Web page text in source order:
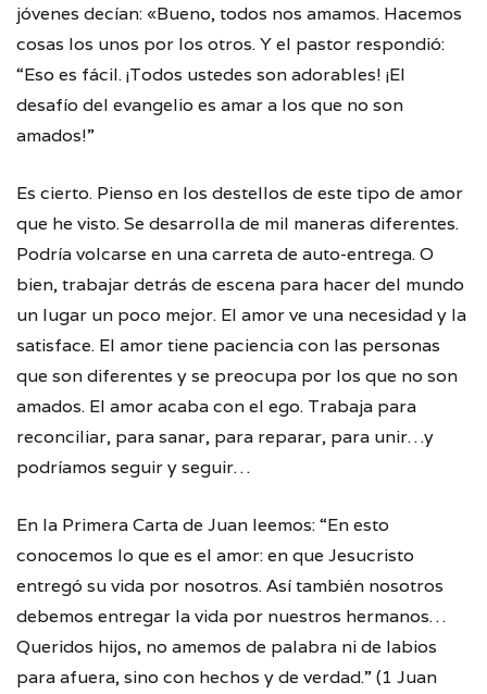
jóvenes decían: «Bueno, todos nos amamos. Hacemos
cosas los unos por los otros. Y el pastor respondió:
“Eso es fácil. ¡Todos ustedes son adorables! ¡El
desafío del evangelio es amar a los que no son
amados!”
Es cierto. Pienso en los destellos de este tipo de amor
que he visto. Se desarrolla de mil maneras diferentes.
Podría volcarse en una carreta de auto-entrega. O
bien, trabajar detrás de escena para hacer del mundo
un lugar un poco mejor. El amor ve una necesidad y la
satisface. El amor tiene paciencia con las personas
que son diferentes y se preocupa por los que no son
amados. El amor acaba con el ego. Trabaja para
reconciliar, para sanar, para reparar, para unir…y
podríamos seguir y seguir…
En la Primera Carta de Juan leemos: “En esto
conocemos lo que es el amor: en que Jesucristo
entregó su vida por nosotros. Así también nosotros
debemos entregar la vida por nuestros hermanos…
Queridos hijos, no amemos de palabra ni de labios
para afuera, sino con hechos y de verdad.” (1 Juan